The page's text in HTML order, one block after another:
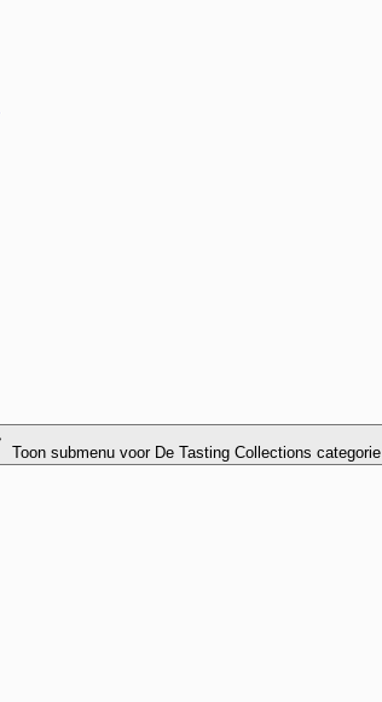
Toon submenu voor De Tasting Collections categorie